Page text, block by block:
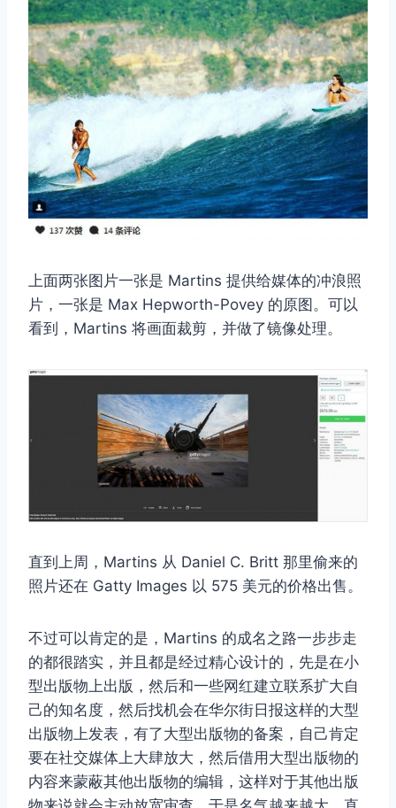
上面两张图片一张是 Martins 提供给媒体的冲浪照
片，一张是 Max Hepworth-Povey 的原图。可以
看到，Martins 将画面裁剪，并做了镜像处理。
直到上周，Martins 从 Daniel C. Britt 那里偷来的
照片还在 Gatty Images 以 575 美元的价格出售。
不过可以肯定的是，Martins 的成名之路一步步走
的都很踏实，并且都是经过精心设计的，先是在小
型出版物上出版，然后和一些网红建立联系扩大自
己的知名度，然后找机会在华尔街日报这样的大型
出版物上发表，有了大型出版物的备案，自己肯定
要在社交媒体上大肆放大，然后借用大型出版物的
内容来蒙蔽其他出版物的编辑，这样对于其他出版